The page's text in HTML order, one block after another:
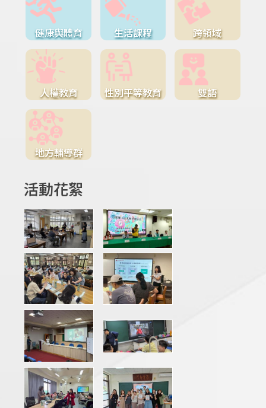
健康與體育 生活課程 跨領域
人權教育 性別平等教育 雙語
地方輔導群
活動花絮